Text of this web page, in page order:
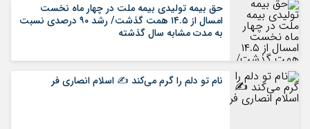
حق بیمه تولیدی بیمه ملت در چهار ماه نخست
امسال از ۱۴.۵ همت گذشت/ رشد ۹۰ درصدی نسبت
به مدت مشابه سال گذشته
نام تو دلم را گرم می‌کند ✍️ اسلام انصاری فر